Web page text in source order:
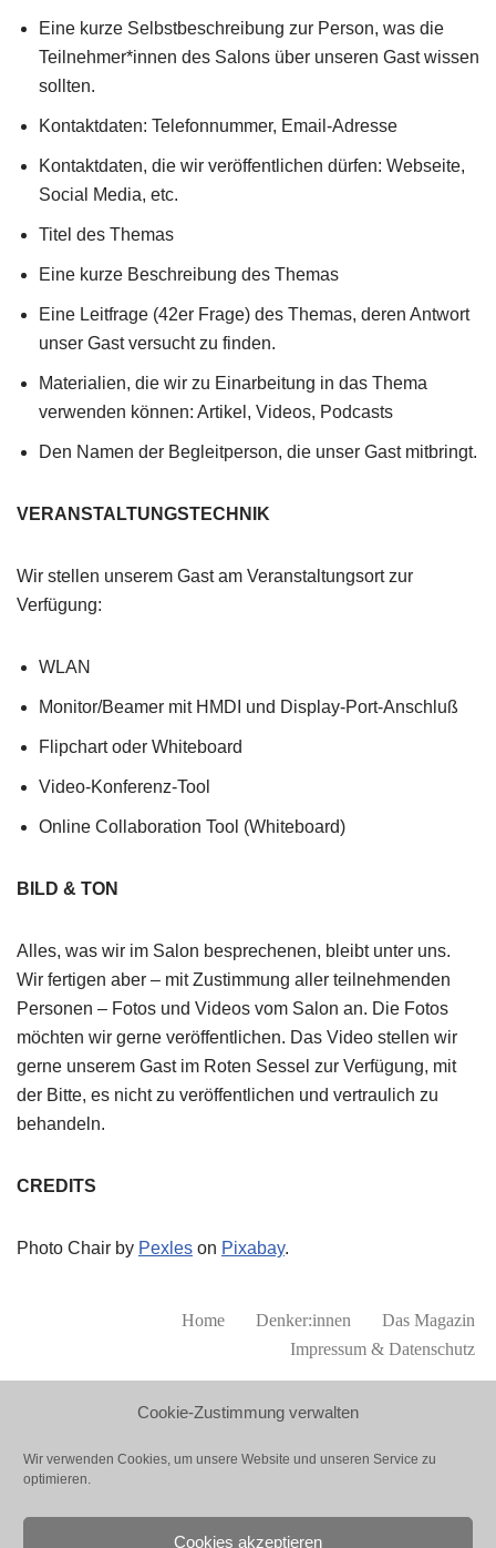
Cookie-Zustimmung verwalten
Wir verwenden Cookies, um unsere Website und unseren Service zu
optimieren.
Cookies akzeptieren
Eine kurze Selbstbeschreibung zur Person, was die
Teilnehmer*innen des Salons über unseren Gast wissen
sollten.
Kontaktdaten: Telefonnummer, Email-Adresse
Kontaktdaten, die wir veröffentlichen dürfen: Webseite,
Social Media, etc.
Titel des Themas
Eine kurze Beschreibung des Themas
Eine Leitfrage (42er Frage) des Themas, deren Antwort
unser Gast versucht zu finden.
Materialien, die wir zu Einarbeitung in das Thema
verwenden können: Artikel, Videos, Podcasts
Den Namen der Begleitperson, die unser Gast mitbringt.
VERANSTALTUNGSTECHNIK
Wir stellen unserem Gast am Veranstaltungsort zur
Verfügung:
WLAN
Monitor/Beamer mit HMDI und Display-Port-Anschluß
Flipchart oder Whiteboard
Video-Konferenz-Tool
Online Collaboration Tool (Whiteboard)
BILD & TON
Alles, was wir im Salon besprechenen, bleibt unter uns.
Wir fertigen aber – mit Zustimmung aller teilnehmenden
Personen – Fotos und Videos vom Salon an. Die Fotos
möchten wir gerne veröffentlichen. Das Video stellen wir
gerne unserem Gast im Roten Sessel zur Verfügung, mit
der Bitte, es nicht zu veröffentlichen und vertraulich zu
behandeln.
CREDITS
Photo Chair by Pexles on Pixabay.
Home Denker:innen
Das Magazin
Impressum & Datenschutz
Thinker Circle
hello@thinkercircle.institute
www.thinkercircle.institute